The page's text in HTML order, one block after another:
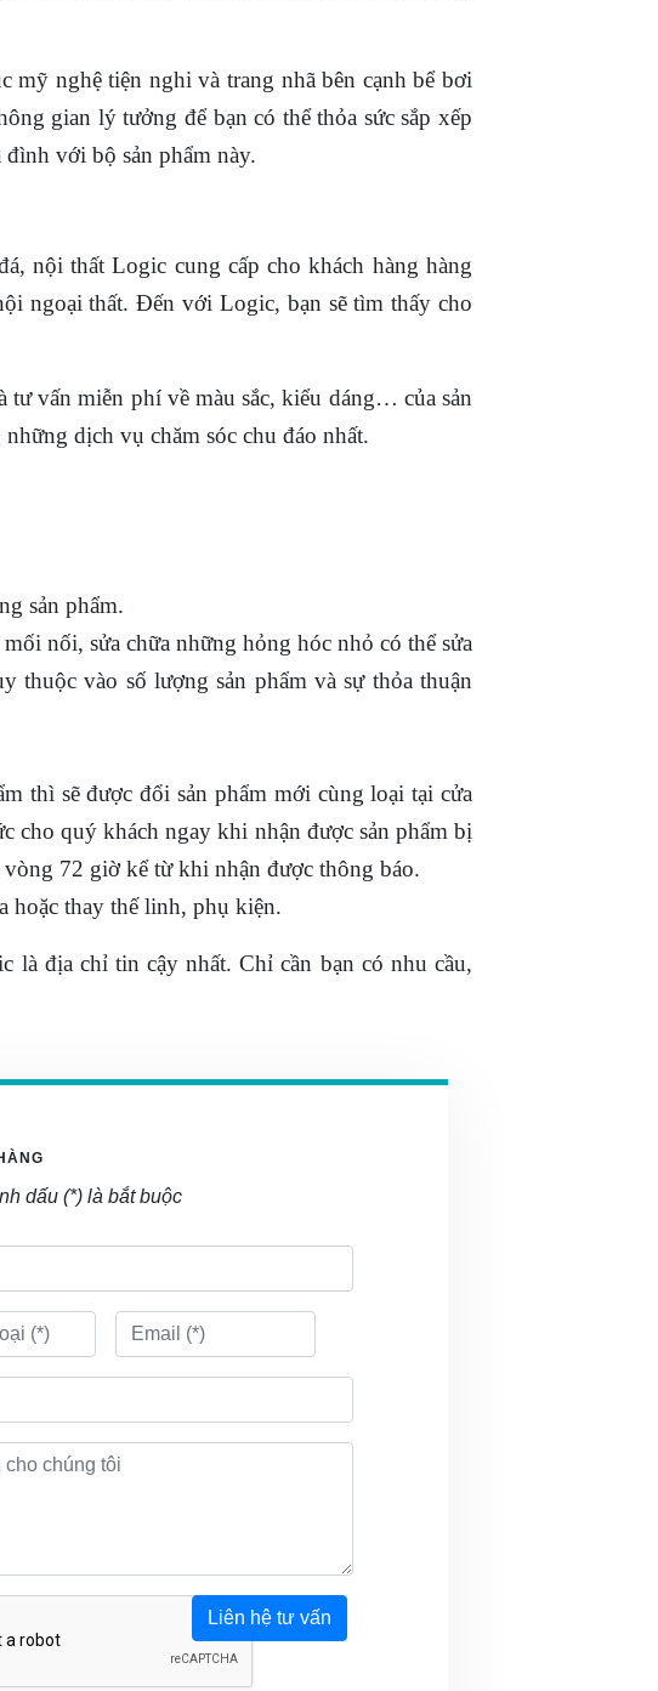
mỹ nghệ tiện nghi và trang nhã bên cạnh bể bơi
gian lý tưởng để bạn có thể thỏa sức sắp xếp
với bộ sản phẩm này.
nội thất Logic cung cấp cho khách hàng hàng
ngoại thất. Đến với Logic, bạn sẽ tìm thấy cho
vấn miễn phí về màu sắc, kiểu dáng… của sản
dịch vụ chăm sóc chu đáo nhất.
sản phẩm.
nối, sửa chữa những hỏng hóc nhỏ có thể sửa
thuộc vào số lượng sản phẩm và sự thỏa thuận
thì sẽ được đổi sản phẩm mới cùng loại tại cửa
cho quý khách ngay khi nhận được sản phẩm bị
72 giờ kể từ khi nhận được thông báo.
hoặc thay thế linh, phụ kiện.
là địa chỉ tin cậy nhất. Chỉ cần bạn có nhu cầu,
dấu (*) là bắt buộc
Liên hệ tư vấn